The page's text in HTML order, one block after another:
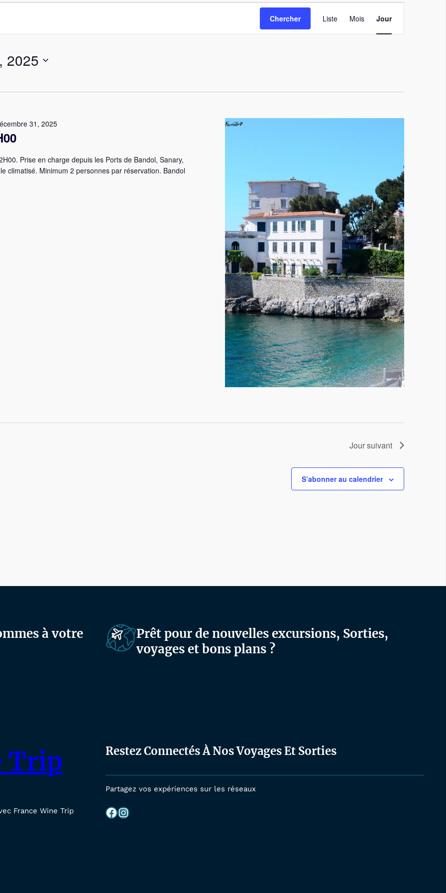
Chercher
Navigation
de
vues
Liste Mois Jour
2025
31, 2025
Prise en charge depuis les Ports de Bandol, Sanary,
climatisé. Minimum 2 personnes par réservation. Bandol
Jour suivant
S’abonner au calendrier
à votre
Prêt pour de nouvelles excursions, Sorties,
voyages et bons plans ?
Trip
France Wine Trip
Restez Connectés À Nos Voyages Et Sorties
Partagez vos expériences sur les réseaux
Facebook Instagram